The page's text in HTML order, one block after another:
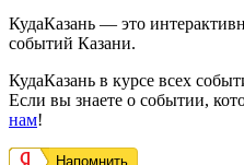
КудаКазань — это
событий Казани.
КудаКазань в курсе всех
Если вы знаете о событии,
нам!
Напомнить